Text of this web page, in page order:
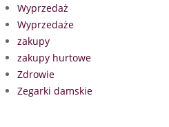
Wyprzedaż
Wyprzedaże
zakupy
zakupy hurtowe
Zdrowie
Zegarki damskie